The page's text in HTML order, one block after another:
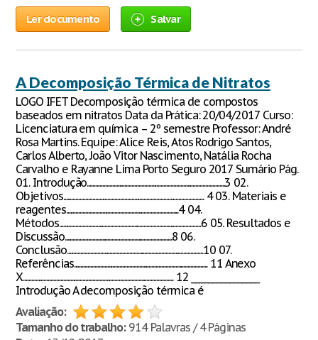
Ler documento Salvar
A Decomposição Térmica de Nitratos
LOGO IFET Decomposição térmica de compostos
baseados em nitratos Data da Prática: 20/04/2017 Curso:
Licenciatura em química – 2º semestre Professor: André
Rosa Martins. Equipe: Alice Reis, Atos Rodrigo Santos,
Carlos Alberto, João Vitor Nascimento, Natália Rocha
Carvalho e Rayanne Lima Porto Seguro 2017 Sumário Pág.
01. Introdução...................................................................................................3 02.
Objetivos..................................................................................................... 4 03. Materiais e
reagentes.................................................................................4 04.
Métodos......................................................................................................6 05. Resultados e
Discussão.............................................................................8 06.
Conclusão..................................................................................................10 07.
Referências................................................................................................ 11 Anexo
X............................................................................................................ 12 ________________
Introdução A decomposição térmica é
Avaliação:
Tamanho do trabalho:914 Palavras / 4 Páginas